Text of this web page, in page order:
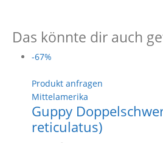
Das könnte dir auch
-67%
Produkt anfragen
Mittelamerika
Guppy
reticulatus)